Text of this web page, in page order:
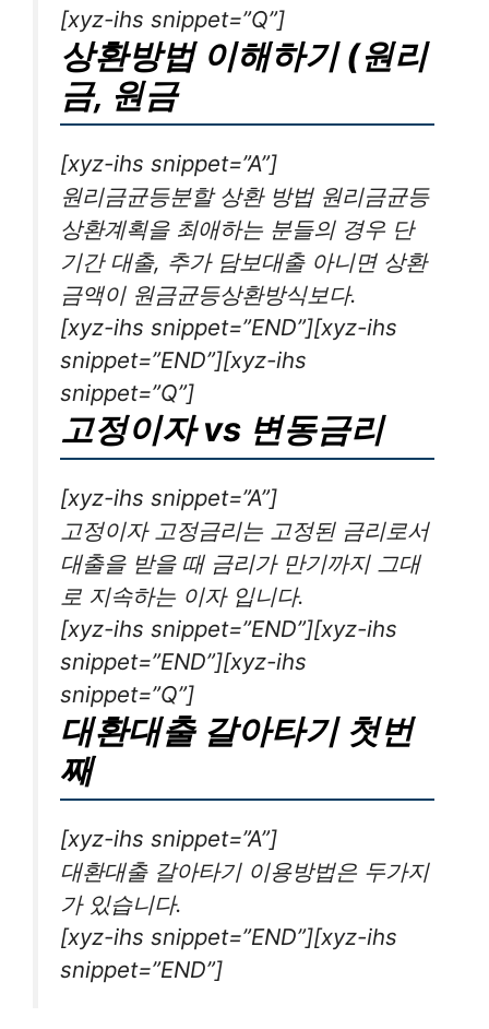
[xyz-ihs snippet=”Q”]
상환방법 이해하기 (원리
금, 원금
[xyz-ihs snippet=”A”]
원리금균등분할 상환 방법 원리금균등
상환계획을 최애하는 분들의 경우 단
기간 대출, 추가 담보대출 아니면 상환
금액이 원금균등상환방식보다.
[xyz-ihs snippet=”END”][xyz-ihs
snippet=”END”][xyz-ihs
snippet=”Q”]
고정이자 vs 변동금리
[xyz-ihs snippet=”A”]
고정이자 고정금리는 고정된 금리로서
대출을 받을 때 금리가 만기까지 그대
로 지속하는 이자 입니다.
[xyz-ihs snippet=”END”][xyz-ihs
snippet=”END”][xyz-ihs
snippet=”Q”]
대환대출 갈아타기 첫번
째
[xyz-ihs snippet=”A”]
대환대출 갈아타기 이용방법은 두가지
가 있습니다.
[xyz-ihs snippet=”END”][xyz-ihs
snippet=”END”]